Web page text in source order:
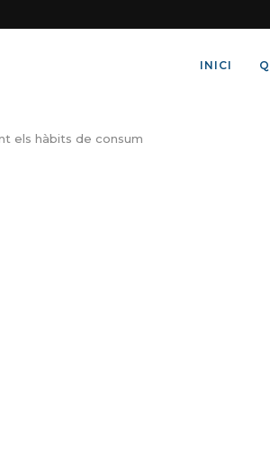
INICI
els hàbits de consum